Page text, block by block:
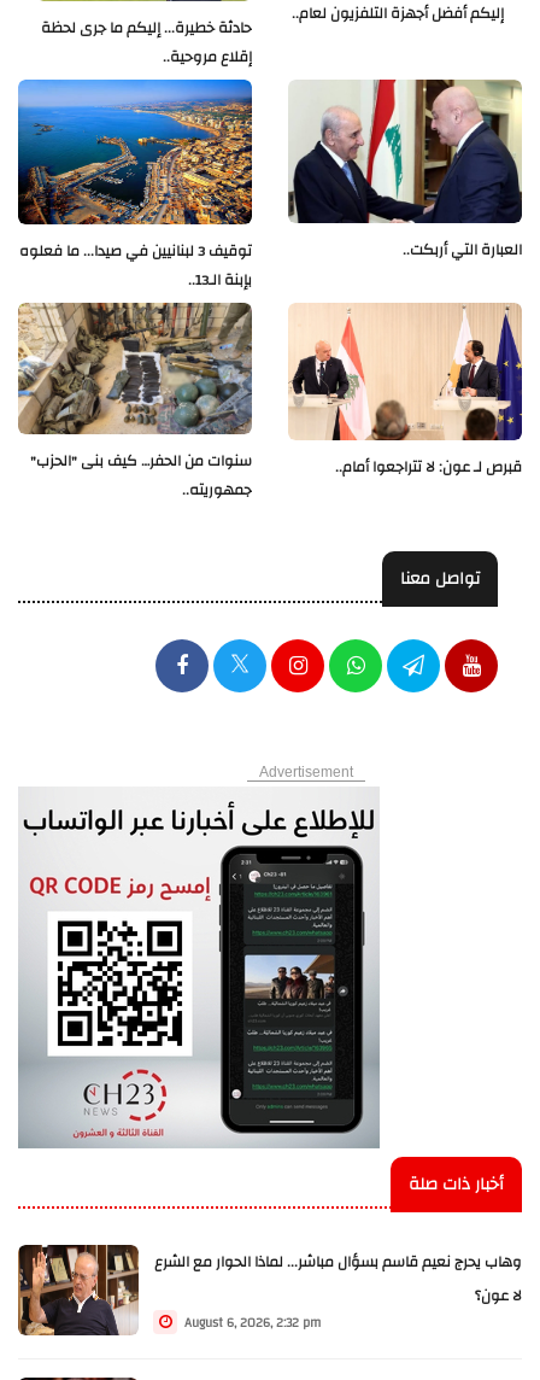
حادثة خطيرة... إليكم ما جرى لحظة
إقلاع مروحية..
إليكم أفضل أجهزة التلفزيون لعام..
توقيف 3 لبنانيين في صيدا... ما فعلوه
بإبنة الـ13..
العبارة التي أربكت..
سنوات من الحفر… كيف بنى "الحزب"
جمهوريته..
قبرص لـ عون: لا تتراجعوا أمام..
تواصل معنا
Advertisement
أخبار ذات صلة
وهاب يحرج نعيم قاسم بسؤال مباشر... لماذا الحوار مع الشرع
لا عون؟
August 6, 2026, 2:32 pm